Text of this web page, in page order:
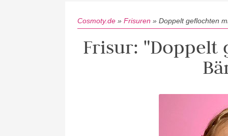
Cosmoty.de » Frisuren » Doppelt geflochten
Frisur: "Doppelt